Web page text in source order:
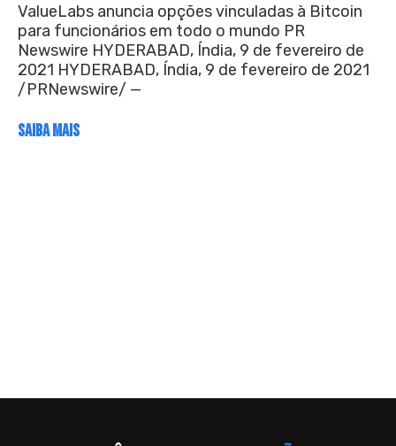
ValueLabs anuncia opções vinculadas à Bitcoin
para funcionários em todo o mundo PR
Newswire HYDERABAD, Índia, 9 de fevereiro de
2021 HYDERABAD, Índia, 9 de fevereiro de 2021
/PRNewswire/ —
SAIBA MAIS